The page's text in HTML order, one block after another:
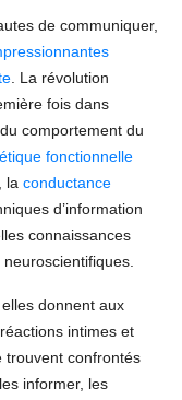
de communiquer,
. La révolution
fois dans
comportement du
fonctionnelle
la conductance
d’information
connaissances
donnent aux
intimes et
trouvent confrontés
informer, les